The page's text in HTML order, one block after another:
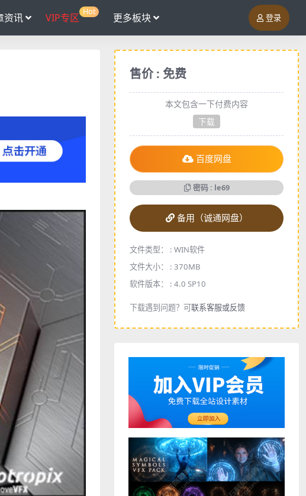
资讯 VIP专区 Hot 更多板块 登录
售价 : 免费
本文包含一下付费内容
下载
百度网盘
密码 : le69
备用（诚通网盘）
文件类型： : WIN软件
文件大小： : 370MB
软件版本： : 4.0 SP10
下载遇到问题？可联系客服或反馈